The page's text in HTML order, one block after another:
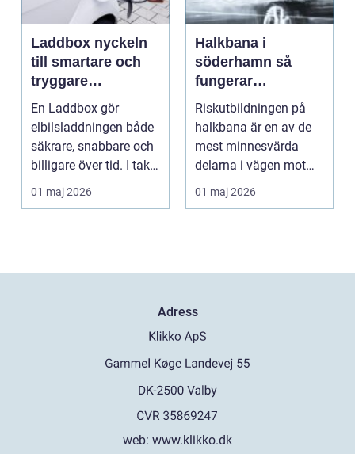
Laddbox nyckeln
till smartare och
tryggare
elbilsladdning
hemma
En Laddbox gör
elbilsladdningen både
säkrare, snabbare och
billigare över tid. I takt
med att fler s...
01 maj 2026
Halkbana i
söderhamn så
fungerar
riskutbildningen
och därför spelar
den roll
Riskutbildningen på
halkbana är en av de
mest minnesvärda
delarna i vägen mot
körkort. Många
kommer ...
01 maj 2026
Adress
web: www.klikko.dk